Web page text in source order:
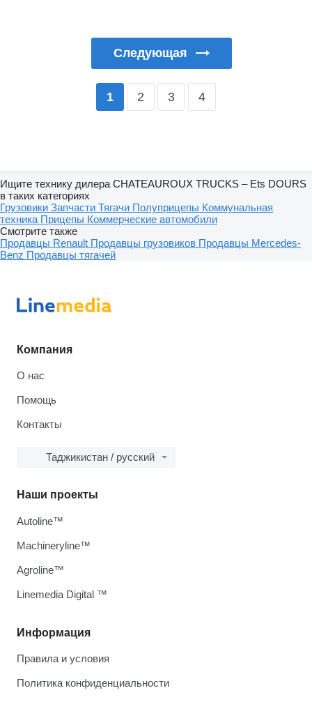
Следующая
1 2 3 4
Ищите технику дилера CHATEAUROUX TRUCKS – Ets DOURS
в таких категориях
Грузовики Запчасти Тягачи Полуприцепы Коммунальная
техника Прицепы Коммерческие автомобили
Смотрите также
Продавцы Renault Продавцы грузовиков Продавцы Mercedes-
Benz Продавцы тягачей
Компания
О нас
Помощь
Контакты
Таджикистан / русский
Информация
Правила и условия
Политика конфиденциальности
Наши проекты
Autoline™
Machineryline™
Agroline™
Linemedia Digital ™